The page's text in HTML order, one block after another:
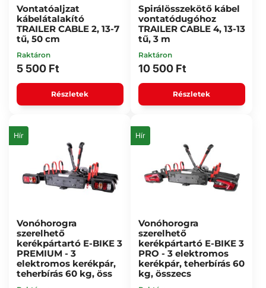
Vontatóaljzat
kábelátalakító
TRAILER CABLE 2, 13-7
tű, 50 cm
Raktáron
5 500 Ft
Részletek
Spirálösszekötő kábel
vontatódugóhoz
TRAILER CABLE 4, 13-13
tű, 3 m
Raktáron
10 500 Ft
Részletek
Hír
Vonóhorogra
szerelhető
kerékpártartó E-BIKE 3
PREMIUM - 3
elektromos kerékpár,
teherbírás 60 kg, öss
Hír
Vonóhorogra
szerelhető
kerékpártartó E-BIKE 3
PRO - 3 elektromos
kerékpár, teherbírás 60
kg, összecs